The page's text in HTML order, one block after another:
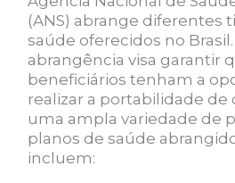
(ANS) abrange diferentes
saúde oferecidos no Brasil.
abrangência visa garantir
beneficiários tenham a
realizar a portabilidade de
uma ampla variedade de
planos de saúde
incluem: